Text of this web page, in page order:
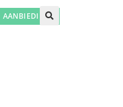
AANBIEDING!